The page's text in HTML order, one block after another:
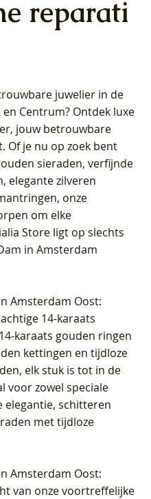
reparati
juwelier in de
en Centrum? Ontdek luxe
jouw betrouwbare
. Of je nu op zoek bent
sieraden, verfijnde
elegante zilveren
onze
om elke
Store ligt op slechts
in Amsterdam
Amsterdam Oost:
14-karaats
karaats gouden ringen
kettingen en tijdloze
elk stuk is tot in de
voor zowel speciale
elegantie, schitteren
met tijdloze
Amsterdam Oost:
van onze voortreffelijke